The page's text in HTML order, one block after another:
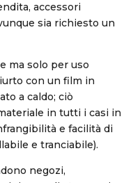
accessori
sia richiesto un
ma solo per uso
con un film in
a caldo; ciò
in tutti i casi in
e facilità di
e tranciabile).
negozi,